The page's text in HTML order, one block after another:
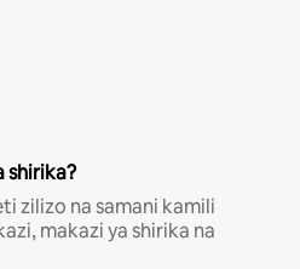
shirika?
zilizo na samani kamili
makazi ya shirika na